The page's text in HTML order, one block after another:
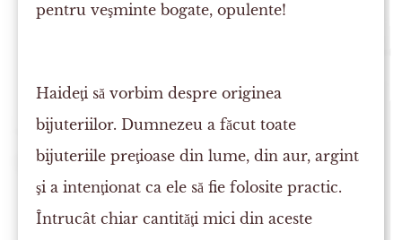
pentru veşminte bogate, opulente!
Haideţi să vorbim despre originea
bijuteriilor. Dumnezeu a făcut toate
bijuteriile preţioase din lume, din aur, argint
şi a intenţionat ca ele să fie folosite practic.
Întrucât chiar cantităţi mici din aceste